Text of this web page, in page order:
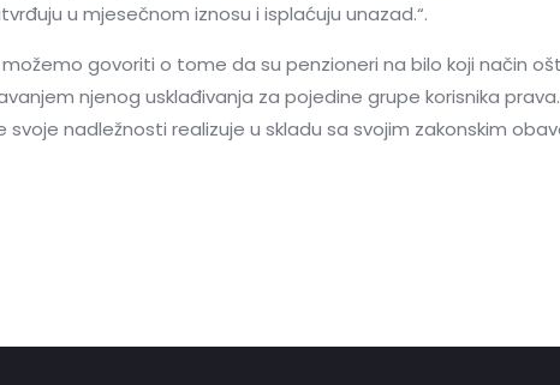
u mjesečnom iznosu i isplaćuju unazad.“.
govoriti o tome da su penzioneri na bilo koji način
njenog usklađivanja za pojedine grupe korisnika
svoje nadležnosti realizuje u skladu sa svojim zakonskim